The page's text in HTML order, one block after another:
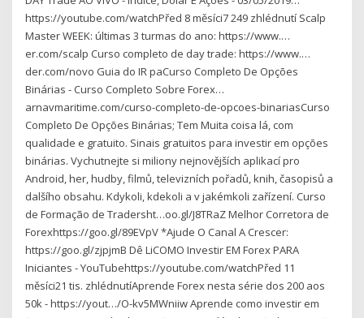
https://youtube.com/watchPřed 8 měsíci7 249 zhlédnutí Scalp
Master WEEK: últimas 3 turmas do ano: https://www.…
er.com/scalp Curso completo de day trade: https://www.…
der.com/novo Guia do IR paCurso Completo De Opções
Binárias - Curso Completo Sobre Forex…
arnavmaritime.com/curso-completo-de-opcoes-binariasCurso
Completo De Opções Binárias; Tem Muita coisa lá, com
qualidade e gratuito. Sinais gratuitos para investir em opções
binárias. Vychutnejte si miliony nejnovějších aplikací pro
Android, her, hudby, filmů, televizních pořadů, knih, časopisů a
dalšího obsahu. Kdykoli, kdekoli a v jakémkoli zařízení. Curso
de Formação de Tradersht…oo.gl/J8TRaZ Melhor Corretora de
Forexhttps://goo.gl/89EVpV *Ajude O Canal A Crescer:
https://goo.gl/zjpjmB Dê LiCOMO Investir EM Forex PARA
Iniciantes - YouTubehttps://youtube.com/watchPřed 11
měsíci21 tis. zhlédnutíAprende Forex nesta série dos 200 aos
50k - https://yout…/O-kv5MWniiw Aprende como investir em